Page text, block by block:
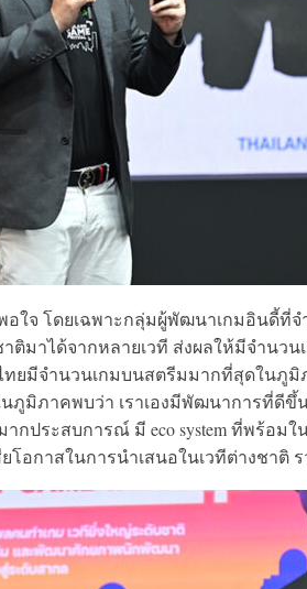
ใจ โดยเฉพาะกลุ่มผู้พัฒนาเกมอินดี้ที่
มาได้จากหลายเวที ส่งผลให้มีจำน
ทยมีจำนวนเกมบนสตรีมมากที่สุดในภูมิ
ภูมิภาคพบว่า เราเองมีพัฒนาการที่ดีขึ้
ประสบการณ์ มี eco system ที่พร้อม
โอกาสในการนำเสนอในเวทีต่างชาติ